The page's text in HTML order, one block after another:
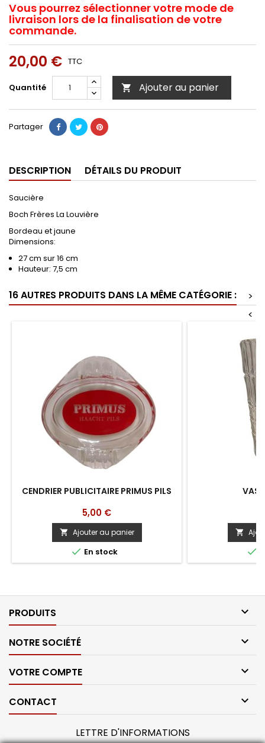
Vous pourrez sélectionner votre mode de
livraison lors de la finalisation de votre
commande.
20,00 € TTC
Quantité  Ajouter au panier
Partager
DESCRIPTION DÉTAILS DU PRODUIT
Saucière
Boch Frères La Louvière
Bordeau et jaune
Dimensions:
27 cm sur 16 cm
Hauteur: 7,5 cm
16 AUTRES PRODUITS DANS LA MÊME CATÉGORIE :
>
<
CENDRIER PUBLICITAIRE PRIMUS PILS
Prix
5,00 €
 Ajouter au panier
 En stock
VASE


PRODUITS 
NOTRE SOCIÉTÉ 
VOTRE COMPTE 
CONTACT 
LETTRE D'INFORMATIONS